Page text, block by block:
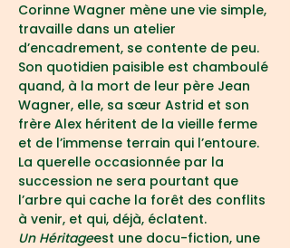
Corinne Wagner mène une vie simple,
travaille dans un atelier
d’encadrement, se contente de peu.
Son quotidien paisible est chamboulé
quand, à la mort de leur père Jean
Wagner, elle, sa sœur Astrid et son
frère Alex héritent de la vieille ferme
et de l’immense terrain qui l’entoure.
La querelle occasionnée par la
succession ne sera pourtant que
l’arbre qui cache la forêt des conflits
à venir, et qui, déjà, éclatent.
Un Héritageest une docu-fiction, une